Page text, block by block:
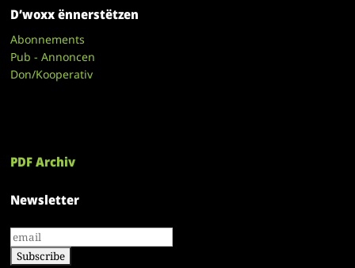
D’woxx ënnerstëtzen
Abonnements
Pub - Annoncen
Don/Kooperativ
PDF Archiv
Newsletter